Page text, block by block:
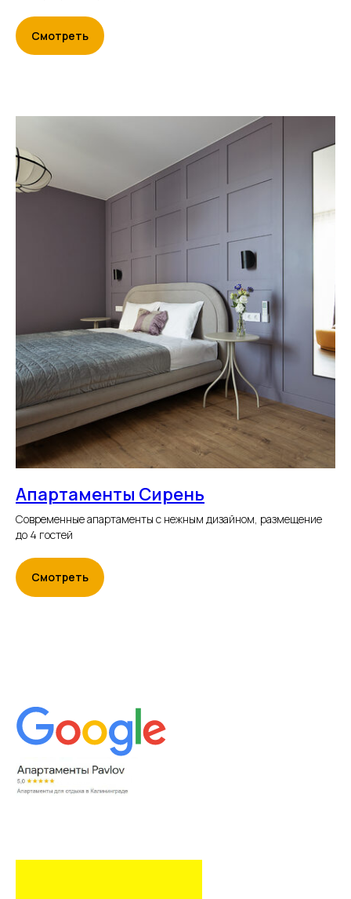
Смотреть
Апартаменты Сирень
Современные апартаменты с нежным дизайном, размещение
до 4 гостей
Смотреть